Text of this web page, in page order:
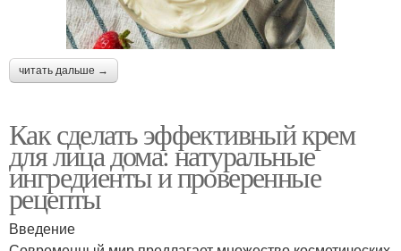
читать дальше →
Как сделать эффективный крем
для лица дома: натуральные
ингредиенты и проверенные
рецепты
Введение